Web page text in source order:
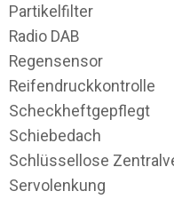
Partikelfilter
Radio DAB
Regensensor
Reifendruckkontrolle
Scheckheftgepflegt
Schiebedach
Schlüssellose
Servolenkung